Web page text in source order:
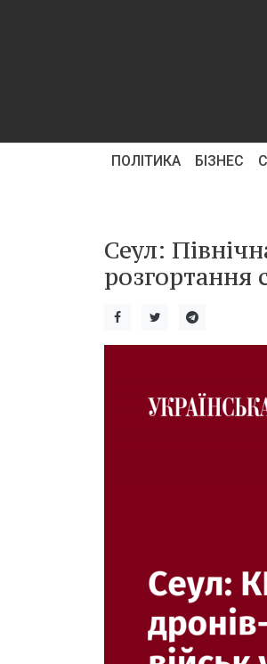
ПОЛІТИКА БІЗНЕС
Сеул:
розгортання